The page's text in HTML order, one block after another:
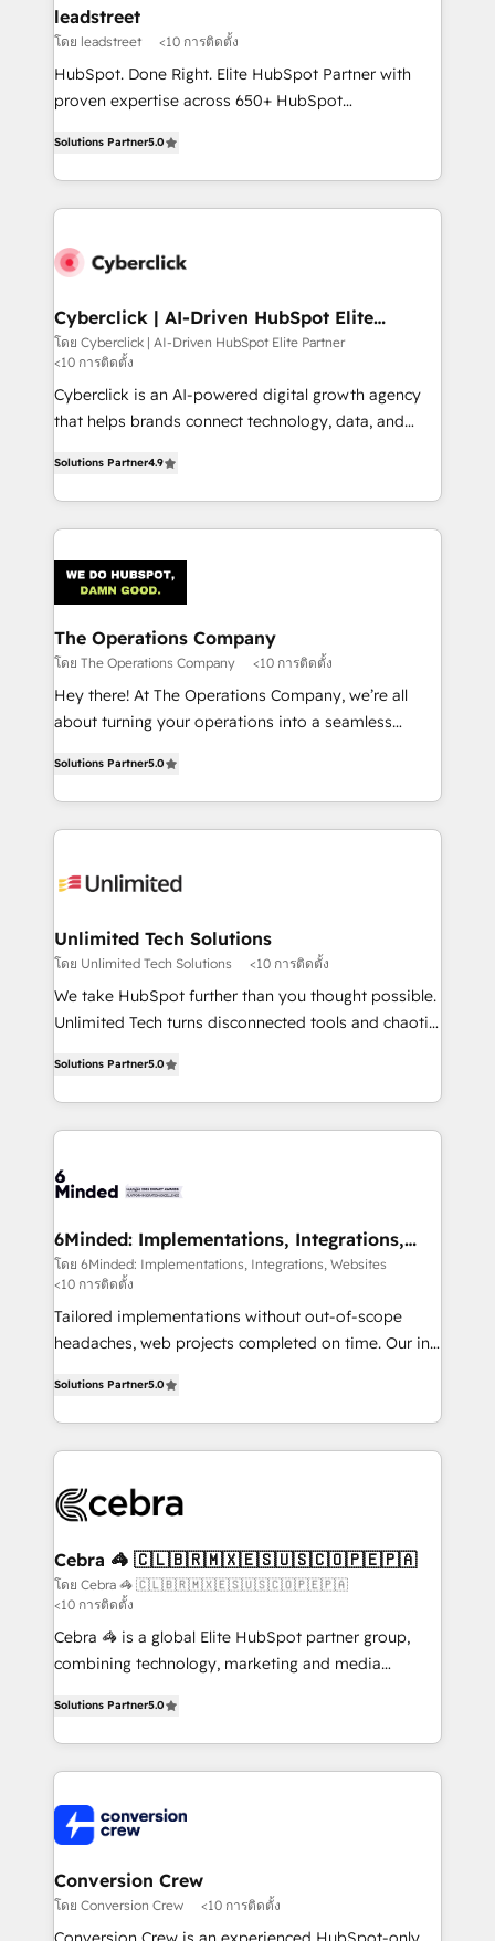
management, and speed up deal closures. With 500+
projects completed, our Agile approach ensures your
HubSpot CRM drives measurable results. Our
RevOps services align your sales, marketing, and
optimize the revenue lifecycle—lead generation to
retention—by refining processes and eliminating
maximize profitability and adapt to your goals.
leadstreet
โดย leadstreet <10 การติดตั้ง
HubSpot. Done Right. Elite HubSpot Partner with
proven expertise across 650+ HubSpot
experience, we help you use the HubSpot platform
to its fullest capacity, improve your current HubSpot
website, or build your new one.
Solutions Partner5.0
Cyberclick | AI-Driven HubSpot Elite
Partner
โดย Cyberclick | AI-Driven HubSpot Elite Partner
<10 การติดตั้ง
Cyberclick is an AI-powered digital growth agency
that helps brands connect technology, data, and
Barcelona and operating across Spain, LATAM, and
the UK, we support global companies in building
smarter marketing, sales, and customer success
Iberia (Spain & Portugal), we combine human insight
with intelligent automation to drive sustainable
growth. Our multidisciplinary team designs solutions
that simplify complexity, boost performance, and
turn innovation into real impact. 🌍 Highlights •
HubSpot Partner since 2012 • 2022 EMEA Impact
projects • Clients in 30+ industries • Proprietary
technology for integrations • Multilingual team:
Solutions Partner4.9
The Operations Company
โดย The Operations Company <10 การติดตั้ง
Hey there! At The Operations Company, we’re all
about turning your operations into a seamless
transforming complex systems into efficient,
scalable solutions that work across your entire
organization. We’re a unique blend of deep HubSpot
operational know-how. We know that no two
solutions. Instead, we dive in to understand your
needs, goals, and challenges to deliver solutions that
fit like a glove. We’re committed to being both
highly effective and fun to work with. We believe in
relationships. Your success is our success, and we’re
all in this together! From startup to enterprise, we’ll
what matters most: growing your business and
wowing your customers. Let’s make HubSpot work
Solutions Partner5.0
Unlimited Tech Solutions
โดย Unlimited Tech Solutions <10 การติดตั้ง
We take HubSpot further than you thought possible.
Unlimited Tech turns disconnected tools and chaotic
engine. We combine RevOps strategy with deep
technical execution to help teams scale faster—with
cleaner data, smarter automation, and more
Implementation & Migration · Native & Custom
Reporting & Analytics · GTM Architecture · Sales &
Marketing Enablement If you’re ready to elevate
HubSpot from “just your CRM” to your growth
infrastructure—let’s talk.
Solutions Partner5.0
6Minded: Implementations, Integrations,
Websites
โดย 6Minded: Implementations, Integrations, Websites
<10 การติดตั้ง
Tailored implementations without out-of-scope
headaches, web projects completed on time. Our in-
developers, designers, and marketers handles all
aspects of your HubSpot. ✨ 400+ global clients ✨
100+ seamless migrations from 15+ different CRMs
implementations, and 5,000+ pages ✨ CS: Clients
CS: 245% organic growth & +751% new visitors for a
full-funnel HubSpot project ✨ CS: 415% conversion
boost with a new HubSpot site Recognized leaders:
🏆 HubSpot Platform Migration Impact Award 🏆
Clutch HubSpot Global Leader 🏆 Finalist: HubSpot
Award for Best Website 🌟 Accreditations: CRM
Implementation, HubSpot Content Experience, CRM
Data Migration & Custom Integration
Solutions Partner5.0
Cebra 🦓 🇨🇱🇧🇷🇲🇽🇪🇸🇺🇸🇨🇴🇵🇪🇵🇦
โดย Cebra 🦓 🇨🇱🇧🇷🇲🇽🇪🇸🇺🇸🇨🇴🇵🇪🇵🇦
<10 การติดตั้ง
Cebra 🦓 is a global Elite HubSpot partner group,
combining technology, marketing and media
Europe, with teams across 7 countries. Born in Chile,
we combine local insight with international reach to
help businesses grow through technology, creativity,
500+ HubSpot implementations, building end-to-
end solutions that integrate CRM, AI automation,
inbound and loop marketing, content, and digital
creativity. Our multicultural team works in Spanish,
Portuguese, and English to design scalable strategies
Solutions Partner5.0
Conversion Crew
โดย Conversion Crew <10 การติดตั้ง